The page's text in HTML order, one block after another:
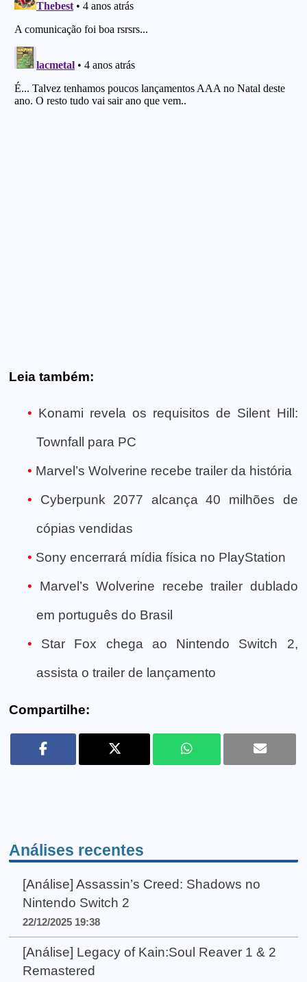
Leia também:
Konami revela os requisitos de Silent Hill:
Townfall para PC
Marvel’s Wolverine recebe trailer da história
Cyberpunk 2077 alcança 40 milhões de
cópias vendidas
Sony encerrará mídia física no PlayStation
Marvel’s Wolverine recebe trailer dublado
em português do Brasil
Star Fox chega ao Nintendo Switch 2,
assista o trailer de lançamento
Compartilhe:
Análises recentes
[Análise] Assassin’s Creed: Shadows no
Nintendo Switch 2
22/12/2025 19:38
[Análise] Legacy of Kain:Soul Reaver 1 & 2
Remastered